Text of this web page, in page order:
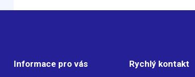
Informace pro vás
Rychlý kontakt